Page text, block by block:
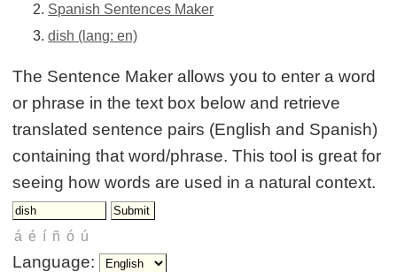
Spanish Sentences Maker
dish (lang: en)
The Sentence Maker allows you to enter a word
or phrase in the text box below and retrieve
translated sentence pairs (English and Spanish)
containing that word/phrase. This tool is great for
seeing how words are used in a natural context.
Language: